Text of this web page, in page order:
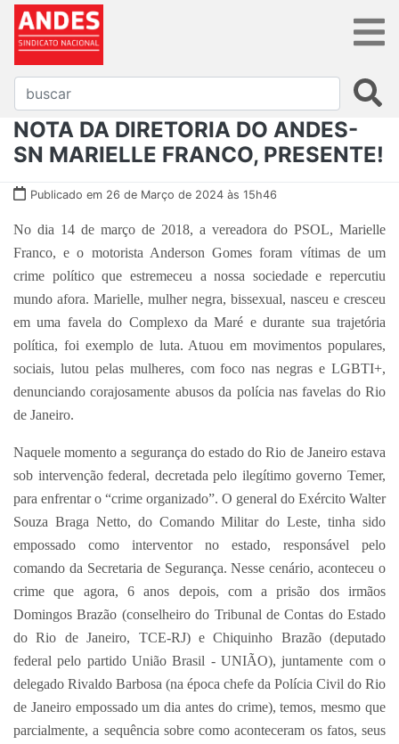
NOTA DA DIRETORIA DO ANDES-
SN MARIELLE FRANCO, PRESENTE!
Publicado em 26 de Março de 2024 às 15h46
No dia 14 de março de 2018, a vereadora do PSOL, Marielle
Franco, e o motorista Anderson Gomes foram vítimas de um
crime político que estremeceu a nossa sociedade e repercutiu
mundo afora. Marielle, mulher negra, bissexual, nasceu e cresceu
em uma favela do Complexo da Maré e durante sua trajetória
política, foi exemplo de luta. Atuou em movimentos populares,
sociais, lutou pelas mulheres, com foco nas negras e LGBTI+,
denunciando corajosamente abusos da polícia nas favelas do Rio
de Janeiro.
Naquele momento a segurança do estado do Rio de Janeiro estava
sob intervenção federal, decretada pelo ilegítimo governo Temer,
para enfrentar o “crime organizado”. O general do Exército Walter
Souza Braga Netto, do Comando Militar do Leste, tinha sido
empossado como interventor no estado, responsável pelo
comando da Secretaria de Segurança. Nesse cenário, aconteceu o
crime que agora, 6 anos depois, com a prisão dos irmãos
Domingos Brazão (conselheiro do Tribunal de Contas do Estado
do Rio de Janeiro, TCE-RJ) e Chiquinho Brazão (deputado
federal pelo partido União Brasil - UNIÃO), juntamente com o
delegado Rivaldo Barbosa (na época chefe da Polícia Civil do Rio
de Janeiro empossado um dia antes do crime), temos, mesmo que
parcialmente, a sequência sobre como aconteceram os fatos, seus